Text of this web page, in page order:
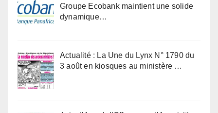
Groupe Ecobank maintient une solide
dynamique…
Actualité : La Une du Lynx N° 1790 du
3 août en kiosques au ministère …